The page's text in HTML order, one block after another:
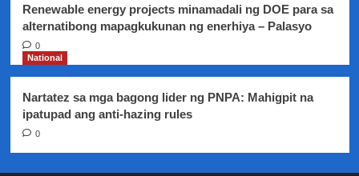
Renewable energy projects minamadali ng DOE para sa
alternatibong mapagkukunan ng enerhiya – Palasyo
0
National
Nartatez sa mga bagong lider ng PNPA: Mahigpit na
ipatupad ang anti-hazing rules
0